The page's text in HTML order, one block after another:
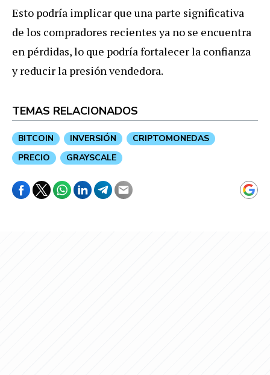
Esto podría implicar que una parte significativa
de los compradores recientes ya no se encuentra
en pérdidas, lo que podría fortalecer la confianza
y reducir la presión vendedora.
TEMAS RELACIONADOS
BITCOIN INVERSIÓN
CRIPTOMONEDAS
PRECIO
GRAYSCALE